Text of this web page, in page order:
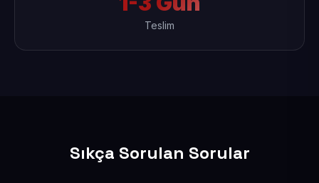
Teslim
Sıkça Sorulan Sorular